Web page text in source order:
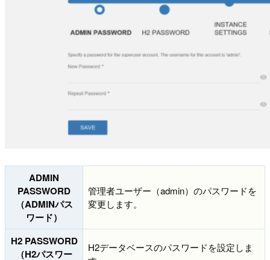
ADMIN
PASSWORD
（ADMINパス
ワード）
管理者ユーザー（admin）のパスワードを
変更します。
H2 PASSWORD
（H2パスワー
H2データベースのパスワードを設定しま